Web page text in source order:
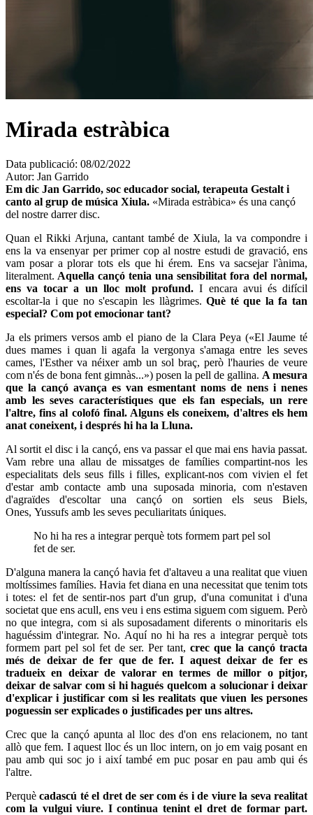
Mirada estràbica
Data publicació: 08/02/2022
Autor: Jan Garrido
Em dic Jan Garrido, soc educador social, terapeuta Gestalt i
canto al grup de música Xiula. «Mirada estràbica» és una cançó
del nostre darrer disc.
Quan el Rikki Arjuna, cantant també de Xiula, la va compondre i
ens la va ensenyar per primer cop al nostre estudi de gravació, ens
vam posar a plorar tots els que hi érem. Ens va sacsejar l'ànima,
literalment. Aquella cançó tenia una sensibilitat fora del normal,
ens va tocar a un lloc molt profund.I encara avui és difícil
escoltar-la i que no s'escapin les llàgrimes.Què té que la fa tan
especial? Com pot emocionar tant?
Ja els primers versos amb el piano de la ClaraPeya («El Jaume té
dues mames i quan li agafa la vergonya s'amaga entre les seves
cames, l'Esther va néixer amb un sol braç, però l'hauries de veure
com n'és de bona fent gimnàs...») posen la pell de gallina. A mesura
que la cançó avança es van esmentant noms de nens i nenes
amb les seves característiques que els fan especials, un rere
l'altre, fins al colofó final. Alguns els coneixem, d'altres els hem
anat coneixent, i després hi ha la Lluna.
Al sortit el disc i la cançó, ens va passar el que mai ens havia passat.
Vam rebre una allau de missatges de famílies compartint-nos les
especialitats dels seus fills i filles, explicant-nos com vivien el fet
d'estar amb contacte amb una suposada minoria, com n'estaven
d'agraïdes d'escoltar una cançó on sortien els seus Biels,
Ones, Yussufs amb les seves peculiaritats úniques.
No hi ha res a integrar perquè tots formem part pel sol
fet de ser.
D'alguna manera la cançó havia fet d'altaveu a una realitat que viuen
moltíssimes famílies. Havia fet diana en una necessitat que tenim tots
i totes: el fet de sentir-nos part d'un grup, d'una comunitat i d'una
societat que ens acull, ens veu i ens estima siguem com siguem. Però
no que integra, com si als suposadament diferents o minoritaris els
haguéssim d'integrar. No. Aquí no hi ha res a integrar perquè tots
formem part pel sol fet de ser. Per tant, crec que la cançó tracta
més de deixar de fer que de fer. I aquest deixar de fer es
tradueix en deixar de valorar en termes de millor o pitjor,
deixar de salvar com si hi hagués quelcom a solucionar i deixar
d'explicar i justificar com si les realitats que viuen les persones
poguessin ser explicades o justificades per uns altres.
Crec que la cançó apunta al lloc des d'on ens relacionem, no tant
allò que fem. I aquest lloc és un lloc intern, on jo em vaig posant en
pau amb qui soc jo i així també em puc posar en pau amb qui és
l'altre.
Perquècadascú té el dret de ser com és i de viure la seva realitat
com la vulgui viure. I continua tenint el dret de formar part.